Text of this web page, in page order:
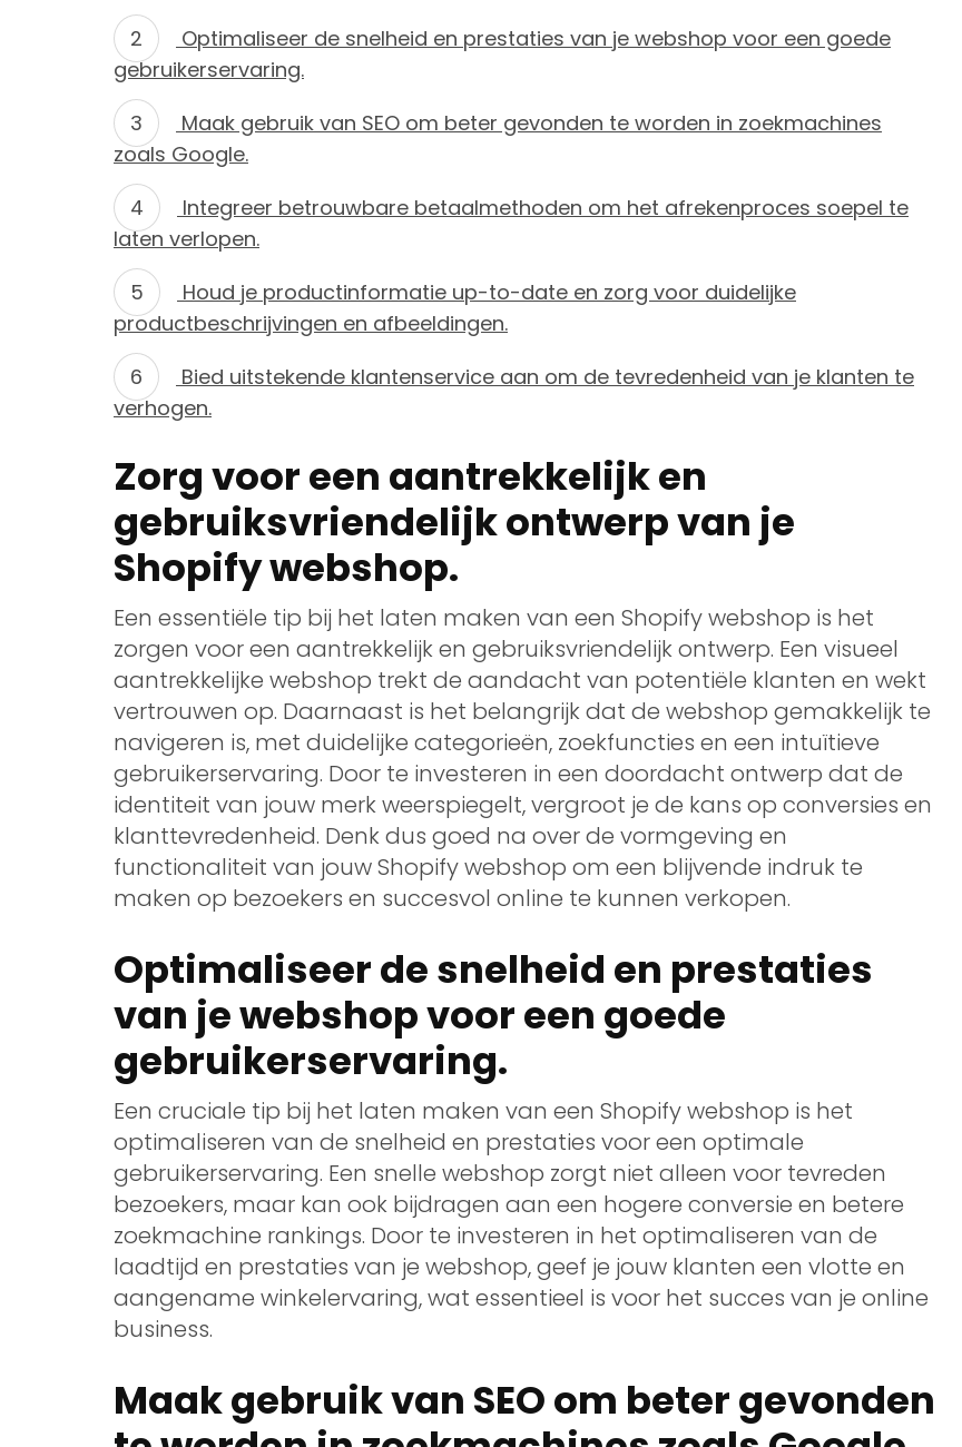
Optimaliseer de snelheid en prestaties van je webshop voor een goede
gebruikerservaring.
Maak gebruik van SEO om beter gevonden te worden in zoekmachines
zoals Google.
Integreer betrouwbare betaalmethoden om het afrekenproces soepel te
laten verlopen.
Houd je productinformatie up-to-date en zorg voor duidelijke
productbeschrijvingen en afbeeldingen.
Bied uitstekende klantenservice aan om de tevredenheid van je klanten te
verhogen.
Zorg voor een aantrekkelijk en
gebruiksvriendelijk ontwerp van je
Shopify webshop.
Een essentiële tip bij het laten maken van een Shopify webshop is het
zorgen voor een aantrekkelijk en gebruiksvriendelijk ontwerp. Een visueel
aantrekkelijke webshop trekt de aandacht van potentiële klanten en wekt
vertrouwen op. Daarnaast is het belangrijk dat de webshop gemakkelijk te
navigeren is, met duidelijke categorieën, zoekfuncties en een intuïtieve
gebruikerservaring. Door te investeren in een doordacht ontwerp dat de
identiteit van jouw merk weerspiegelt, vergroot je de kans op conversies en
klanttevredenheid. Denk dus goed na over de vormgeving en
functionaliteit van jouw Shopify webshop om een blijvende indruk te
maken op bezoekers en succesvol online te kunnen verkopen.
Optimaliseer de snelheid en prestaties
van je webshop voor een goede
gebruikerservaring.
Een cruciale tip bij het laten maken van een Shopify webshop is het
optimaliseren van de snelheid en prestaties voor een optimale
gebruikerservaring. Een snelle webshop zorgt niet alleen voor tevreden
bezoekers, maar kan ook bijdragen aan een hogere conversie en betere
zoekmachine rankings. Door te investeren in het optimaliseren van de
laadtijd en prestaties van je webshop, geef je jouw klanten een vlotte en
aangename winkelervaring, wat essentieel is voor het succes van je online
business.
Maak gebruik van SEO om beter gevonden